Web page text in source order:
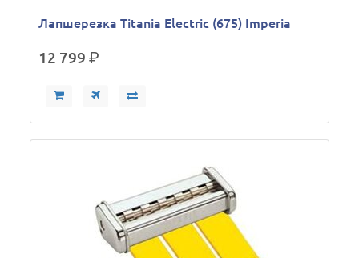
Лапшерезка Titania Electric (675) Imperia
12 799р.